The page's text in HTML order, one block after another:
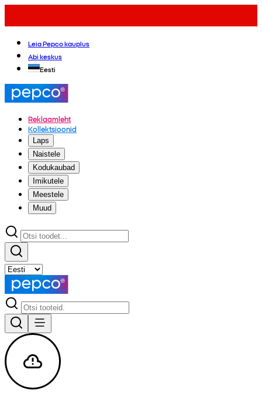
Leia Pepco kauplus
Abi keskus
Eesti
Reklaamleht
Kollektsioonid
Laps
Naistele
Kodukaubad
Imikutele
Meestele
Muud